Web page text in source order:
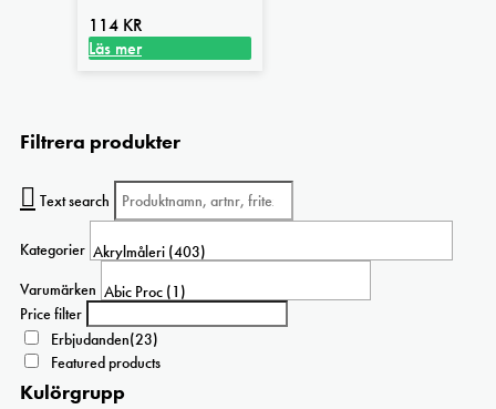
114 KR
Läs mer
Filtrera produkter
Text search
Kategorier
Varumärken
Price filter
Erbjudanden(23)
Featured products
Kulörgrupp